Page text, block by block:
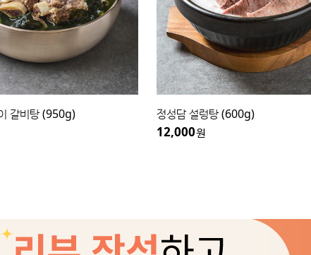
갈비탕 (950g) 정성담 설렁탕 (600g)
12,000원